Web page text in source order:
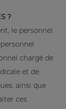
?
le personnel
chargé de
et de
ainsi que
ces